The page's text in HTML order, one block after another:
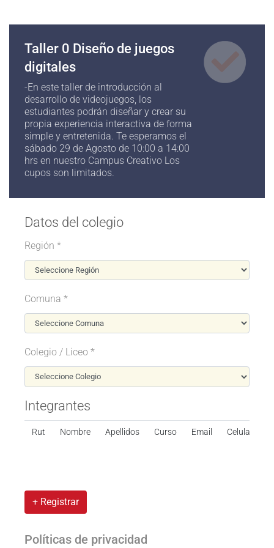
Taller 0 Diseño de juegos
digitales
-En este taller de introducción al
desarrollo de videojuegos, los
estudiantes podrán diseñar y crear su
propia experiencia interactiva de forma
simple y entretenida. Te esperamos el
sábado 29 de Agosto de 10:00 a 14:00
hrs en nuestro Campus Creativo Los
cupos son limitados.
Datos del colegio
Región *
Comuna *
Colegio / Liceo *
Integrantes
Rut Nombre Apellidos Curso Email Celular
+ Registrar
Políticas de privacidad